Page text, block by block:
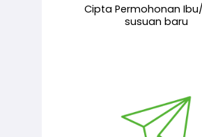
Cipta Permohonan
susuan baru